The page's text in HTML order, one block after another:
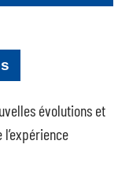
évolutions et